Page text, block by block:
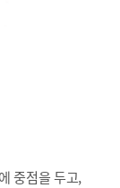
중점을 두고,